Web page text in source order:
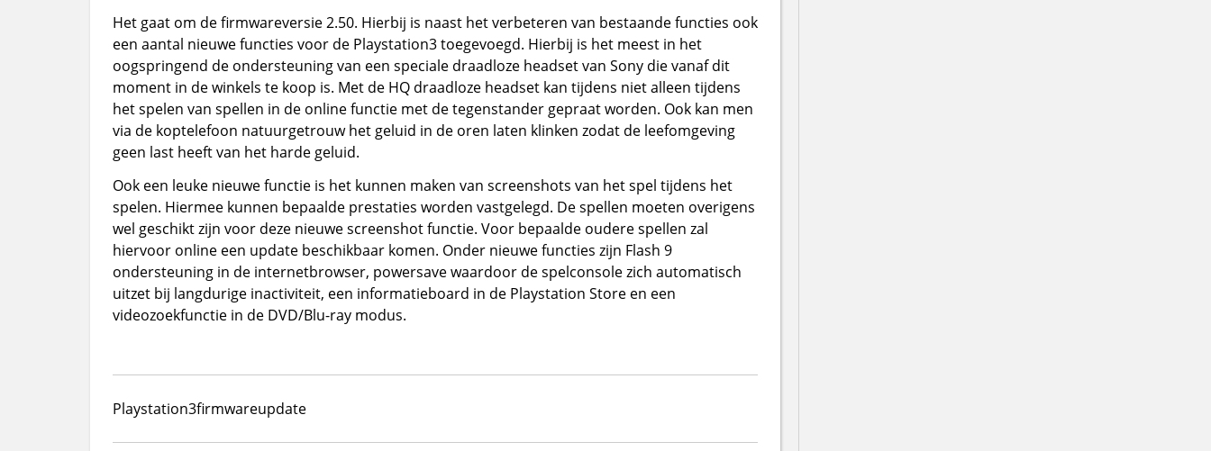
Het gaat om de firmwareversie 2.50. Hierbij is naast het verbeteren van bestaande functies ook
een aantal nieuwe functies voor de Playstation3 toegevoegd. Hierbij is het meest in het
oogspringend de ondersteuning van een speciale draadloze headset van Sony die vanaf dit
moment in de winkels te koop is. Met de HQ draadloze headset kan tijdens niet alleen tijdens
het spelen van spellen in de online functie met de tegenstander gepraat worden. Ook kan men
via de koptelefoon natuurgetrouw het geluid in de oren laten klinken zodat de leefomgeving
geen last heeft van het harde geluid.
Ook een leuke nieuwe functie is het kunnen maken van screenshots van het spel tijdens het
spelen. Hiermee kunnen bepaalde prestaties worden vastgelegd. De spellen moeten overigens
wel geschikt zijn voor deze nieuwe screenshot functie. Voor bepaalde oudere spellen zal
hiervoor online een update beschikbaar komen. Onder nieuwe functies zijn Flash 9
ondersteuning in de internetbrowser, powersave waardoor de spelconsole zich automatisch
uitzet bij langdurige inactiviteit, een informatieboard in de Playstation Store en een
videozoekfunctie in de DVD/Blu-ray modus.
Playstation3firmwareupdate